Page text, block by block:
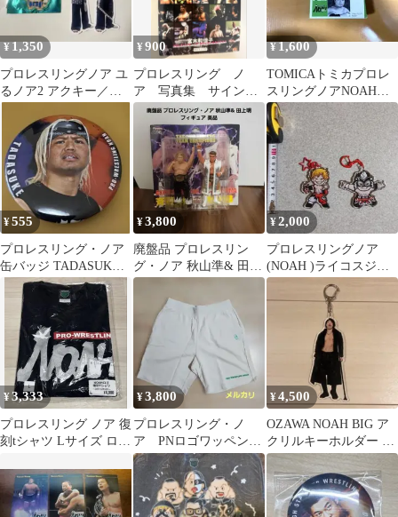
¥1,350
プロレスリングノア ユ
るノア2 アクキー／ス
¥900
プロレスリング ノ
ア 写真集 サイン
クリアファイル
¥1,600
TOMICAトミカプロレ
スリングノアNOAH三
沢光晴
¥555
プロレスリング・ノア
缶バッジ TADASUKE
選手
¥3,800
廃盤品 プロレスリン
グ・ノア 秋山準& 田上
明 フィギュア 美品
¥2,000
プロレスリングノア
(NOAH )ライコスジ
ム アクリルキーホル
ダー 2種
¥3,333
プロレスリング ノア 復
刻tシャツ Lサイズ ロゴ
¥3,800
プロレスリング・ノ
ア PNロゴワッペン付
き スウェットハーフパ
ンツ 2XL
¥4,500
OZAWA NOAH BIG ア
クリルキーホルダー プ
ロレスリング・ノア